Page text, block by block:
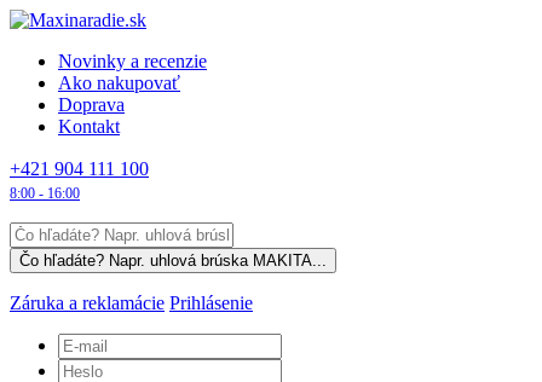
Novinky a recenzie
Ako nakupovať
Doprava
Kontakt
+421 904 111 100
8:00 - 16:00
Záruka a reklamácie Prihlásenie